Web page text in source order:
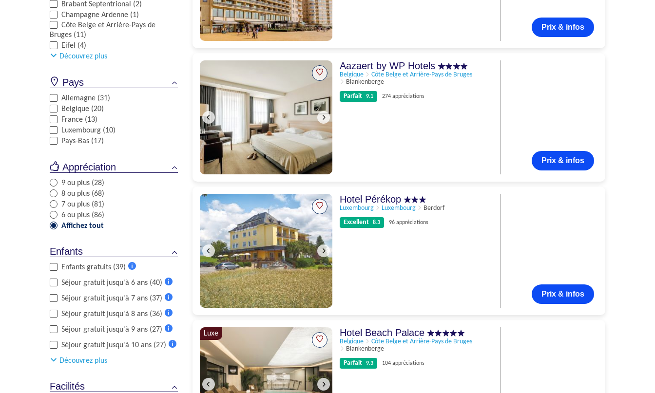
Brabant Septentrional (2)
Champagne Ardenne (1)
Côte Belge et Arrière-Pays de
Bruges (11)
Eifel (4)
Découvrez plus
Pays
Allemagne (31)
Belgique (20)
France (13)
Luxembourg (10)
Pays-Bas (17)
Appréciation
9 ou plus (28)
8 ou plus (68)
7 ou plus (81)
6 ou plus (86)
Affichez tout
Enfants
Enfants gratuits (39)
d'informations
Séjour gratuit jusqu'à 6 ans (40)
d'informations
Séjour gratuit jusqu'à 7 ans (37)
d'informations
Séjour gratuit jusqu'à 8 ans (36)
d'informations
Séjour gratuit jusqu'à 9 ans (27)
d'informations
Séjour gratuit jusqu'à 10 ans (27)
d'informations
Découvrez plus
Facilités
Prix & infos
Aazaert by WP Hotels
Belgique
Côte Belge et Arrière-Pays de Bruges
Blankenberge
Parfait
9.1 274 appréciations
Prix & infos
Hotel Pérékop
Luxembourg Luxembourg
Berdorf
Excellent
8.3 96 appréciations
Prix & infos
Luxe Hotel Beach Palace
Belgique
Côte Belge et Arrière-Pays de Bruges
Blankenberge
Parfait
9.3 104 appréciations